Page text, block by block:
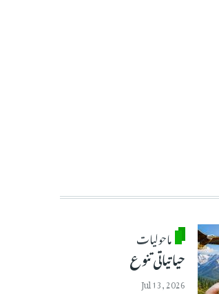
ماحولیات
حیاتیاتی تنوع
Jul 13, 2026